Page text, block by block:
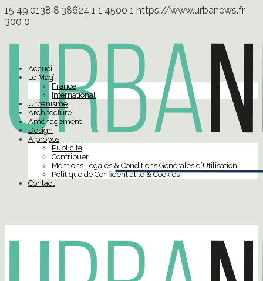
15 49.0138 8.38624 1 1 4500 1 https://www.urbanews.fr
300 0
Accueil
Le Mag’
France
International
Urbanisme
Architecture
Aménagement
Design
À propos
Publicité
Contribuer
Mentions Légales & Conditions Générales d’Utilisation
Politique de Confidentialité & Cookies
Contact